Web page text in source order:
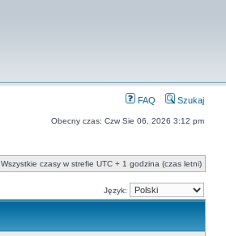
FAQ Szukaj
Obecny czas: Czw Sie 06, 2026 3:12 pm
Wszystkie czasy w strefie UTC + 1 godzina (czas letni)
Język: